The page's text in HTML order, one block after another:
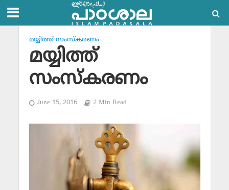
മയ്യിത്ത് സംസ്‌കരണം
മയ്യിത്ത്
സംസ്‌കരണം
June 15, 2016 2 Min Read